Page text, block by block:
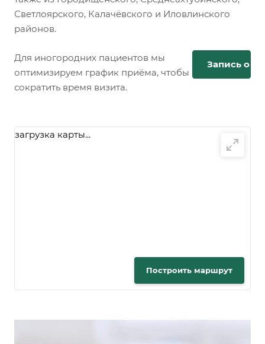
Светлоярского, Калачёвского и Иловлинского
районов.
Для иногородних пациентов мы
оптимизируем график приёма, чтобы
сократить время визита.
Запись
загрузка карты...
Построить маршрут